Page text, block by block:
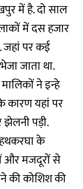
में है. दो साल
में दस हजार
पर कई
जाता था.
ने इन्हे
कारण यहां पर
झेलनी पड़ी.
के
और मजदूरों से
की कोशिश की